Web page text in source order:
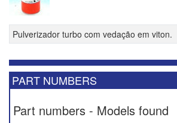
Pulverizador turbo com vedação em viton.
PART NUMBERS
Part numbers - Models found